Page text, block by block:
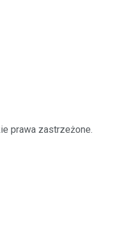
prawa zastrzeżone.